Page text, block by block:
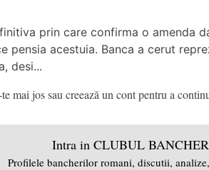
prin care confirma o amenda
pensia acestuia. Banca a cerut
desi...
jos sau creează un cont pentru a
Intra in CLUBUL
Profilele bancherilor romani, discutii,